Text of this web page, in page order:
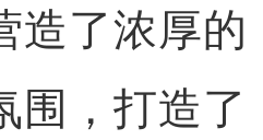
造了浓厚的
围，打造了